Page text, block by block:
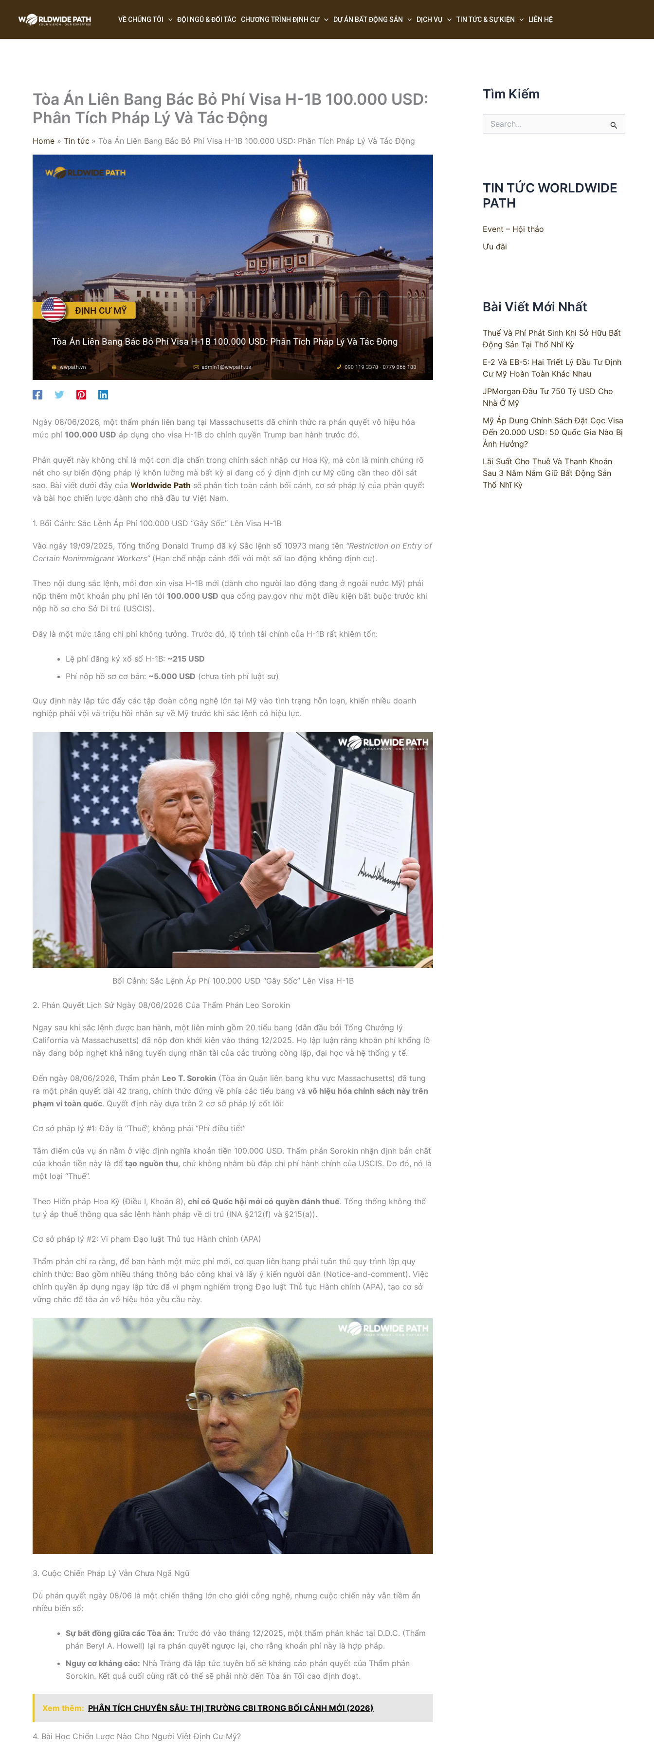
VỀ CHÚNG TÔI ĐỘI NGŨ & ĐỐI TÁC CHƯƠNG TRÌNH ĐỊNH CƯ DỰ ÁN BẤT ĐỘNG SẢN DỊCH VỤ TIN TỨC & SỰ KIỆN LIÊN HỆ
Tòa Án Liên Bang Bác Bỏ Phí Visa H-1B 100.000 USD:
Phân Tích Pháp Lý Và Tác Động
Home Tin tức Tòa Án Liên Bang Bác Bỏ Phí Visa H-1B 100.000 USD: Phân Tích Pháp Lý Và Tác Động
Ngày 08/06/2026, một thẩm phán liên bang tại Massachusetts đã chính thức ra phán quyết vô hiệu hóa
mức phí 100.000 USD áp dụng cho visa H-1B do chính quyền Trump ban hành trước đó.
Phán quyết này không chỉ là một cơn địa chấn trong chính sách nhập cư Hoa Kỳ, mà còn là minh chứng rõ
nét cho sự biến động pháp lý khôn lường mà bất kỳ ai đang có ý định định cư Mỹ cũng cần theo dõi sát
sao. Bài viết dưới đây của Worldwide Path sẽ phân tích toàn cảnh bối cảnh, cơ sở pháp lý của phán quyết
và bài học chiến lược dành cho nhà đầu tư Việt Nam.
1. Bối Cảnh: Sắc Lệnh Áp Phí 100.000 USD “Gây Sốc” Lên Visa H-1B
Vào ngày 19/09/2025, Tổng thống Donald Trump đã ký Sắc lệnh số 10973 mang tên “Restriction on Entry of
Certain Nonimmigrant Workers”(Hạn chế nhập cảnh đối với một số lao động không định cư).
Theo nội dung sắc lệnh, mỗi đơn xin visa H-1B mới (dành cho người lao động đang ở ngoài nước Mỹ) phải
nộp thêm một khoản phụ phí lên tới 100.000 USD qua cổng pay.gov như một điều kiện bắt buộc trước khi
nộp hồ sơ cho Sở Di trú (USCIS).
Đây là một mức tăng chi phí không tưởng. Trước đó, lộ trình tài chính của H-1B rất khiêm tốn:
Lệ phí đăng ký xổ số H-1B: ~215 USD
Phí nộp hồ sơ cơ bản: ~5.000 USD (chưa tính phí luật sư)
Quy định này lập tức đẩy các tập đoàn công nghệ lớn tại Mỹ vào tình trạng hỗn loạn, khiến nhiều doanh
nghiệp phải vội vã triệu hồi nhân sự về Mỹ trước khi sắc lệnh có hiệu lực.
Bối Cảnh: Sắc Lệnh Áp Phí 100.000 USD “Gây Sốc” Lên Visa H-1B
2. Phán Quyết Lịch Sử Ngày 08/06/2026 Của Thẩm Phán Leo Sorokin
Ngay sau khi sắc lệnh được ban hành, một liên minh gồm 20 tiểu bang (dẫn đầu bởi Tổng Chưởng lý
California và Massachusetts) đã nộp đơn khởi kiện vào tháng 12/2025. Họ lập luận rằng khoản phí khổng lồ
này đang bóp nghẹt khả năng tuyển dụng nhân tài của các trường công lập, đại học và hệ thống y tế.
Đến ngày 08/06/2026, Thẩm phán Leo T. Sorokin (Tòa án Quận liên bang khu vực Massachusetts) đã tung
ra một phán quyết dài 42 trang, chính thức đứng về phía các tiểu bang và vô hiệu hóa chính sách này trên
phạm vi toàn quốc. Quyết định này dựa trên 2 cơ sở pháp lý cốt lõi:
Cơ sở pháp lý #1: Đây là “Thuế”, không phải “Phí điều tiết”
Tâm điểm của vụ án nằm ở việc định nghĩa khoản tiền 100.000 USD. Thẩm phán Sorokin nhận định bản chất
của khoản tiền này là để tạo nguồn thu, chứ không nhằm bù đắp chi phí hành chính của USCIS. Do đó, nó là
một loại “Thuế”.
Theo Hiến pháp Hoa Kỳ (Điều I, Khoản 8), chỉ có Quốc hội mới có quyền đánh thuế. Tổng thống không thể
tự ý áp thuế thông qua sắc lệnh hành pháp về di trú (INA §212(f) và §215(a)).
Cơ sở pháp lý #2: Vi phạm Đạo luật Thủ tục Hành chính (APA)
Thẩm phán chỉ ra rằng, để ban hành một mức phí mới, cơ quan liên bang phải tuân thủ quy trình lập quy
chính thức: Bao gồm nhiều tháng thông báo công khai và lấy ý kiến người dân (Notice-and-comment). Việc
chính quyền áp dụng ngay lập tức đã vi phạm nghiêm trọng Đạo luật Thủ tục Hành chính (APA), tạo cơ sở
vững chắc để tòa án vô hiệu hóa yêu cầu này.
3. Cuộc Chiến Pháp Lý Vẫn Chưa Ngã Ngũ
Dù phán quyết ngày 08/06 là một chiến thắng lớn cho giới công nghệ, nhưng cuộc chiến này vẫn tiềm ẩn
nhiều biến số:
Sự bất đồng giữa các Tòa án: Trước đó vào tháng 12/2025, một thẩm phán khác tại D.D.C. (Thẩm
phán Beryl A. Howell) lại ra phán quyết ngược lại, cho rằng khoản phí này là hợp pháp.
Nguy cơ kháng cáo: Nhà Trắng đã lập tức tuyên bố sẽ kháng cáo phán quyết của Thẩm phán
Sorokin. Kết quả cuối cùng rất có thể sẽ phải nhờ đến Tòa án Tối cao định đoạt.
Xem thêm: PHÂN TÍCH CHUYÊN SÂU: THỊ TRƯỜNG CBI TRONG BỐI CẢNH MỚI (2026)
4. Bài Học Chiến Lược Nào Cho Người Việt Định Cư Mỹ?
Tìm Kiếm
e
f
o
TIN TỨC WORLDWIDE
PATH
Event – Hội thảo
Ưu đãi
Bài Viết Mới Nhất
Thuế Và Phí Phát Sinh Khi Sở Hữu Bất
Động Sản Tại Thổ Nhĩ Kỳ
E-2 Và EB-5: Hai Triết Lý Đầu Tư Định
Cư Mỹ Hoàn Toàn Khác Nhau
JPMorgan Đầu Tư 750 Tỷ USD Cho
Nhà Ở Mỹ
Mỹ Áp Dụng Chính Sách Đặt Cọc Visa
Đến 20.000 USD: 50 Quốc Gia Nào Bị
Ảnh Hưởng?
Lãi Suất Cho Thuê Và Thanh Khoản
Sau 3 Năm Nắm Giữ Bất Động Sản
Thổ Nhĩ Kỳ